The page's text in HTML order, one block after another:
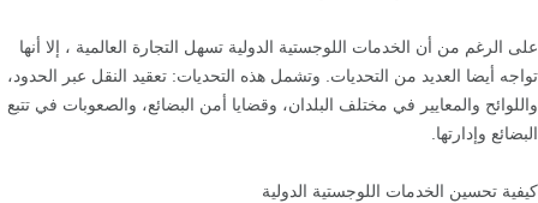
على الرغم من أن الخدمات اللوجستية الدولية تسهل التجارة العالمية ، إلا أنها
تواجه أيضا العديد من التحديات. وتشمل هذه التحديات: تعقيد النقل عبر الحدود،
واللوائح والمعايير في مختلف البلدان، وقضايا أمن البضائع، والصعوبات في تتبع
البضائع وإدارتها.
كيفية تحسين الخدمات اللوجستية الدولية